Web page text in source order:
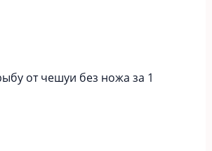
от чешуи без ножа за 1